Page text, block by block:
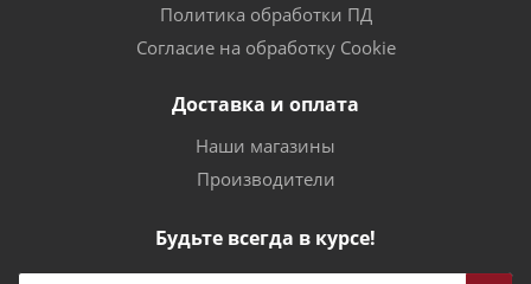
Политика обработки ПД
Согласие на обработку Cookie
Доставка и оплата
Наши магазины
Производители
Будьте всегда в курсе!